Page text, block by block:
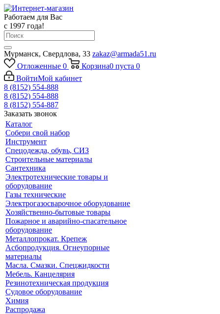
Работаем для Вас
с 1997 года!
Мурманск, Свердлова, 33 zakaz@armada51.ru
Отложенные 0 Корзина0 пуста 0
ВойтиМой кабинет
8 (8152) 554-888
8 (8152) 554-888
8 (8152) 554-887
Заказать звонок
Каталог
Собери свой набор
Инструмент
Спецодежда, обувь, СИЗ
Строительные материалы
Сантехника
Электротехнические товары и
оборудование
Газы технические
Электрогазосварочное оборудование
Хозяйственно-бытовые товары
Пожарное и аварийно-спасательное
оборудование
Металлопрокат. Крепеж
Асбопродукция. Огнеупорные
материалы
Масла. Смазки. Спецжидкости
Мебель. Канцелярия
Резинотехническая продукция
Судовое оборудование
Химия
Распродажа